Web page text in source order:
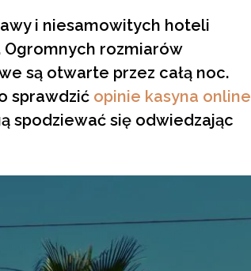
i niesamowitych hoteli
Ogromnych rozmiarów
są otwarte przez całą noc.
sprawdzić opinie kasyna online
spodziewać się odwiedzając